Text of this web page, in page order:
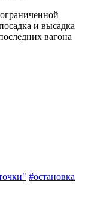
и высадка
вагона
#остановка